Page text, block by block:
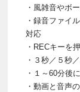
・風雑音やボ
・録音ファイ
対応
・RECキーを
・３秒／５秒
・１～60分後
・動画と音声